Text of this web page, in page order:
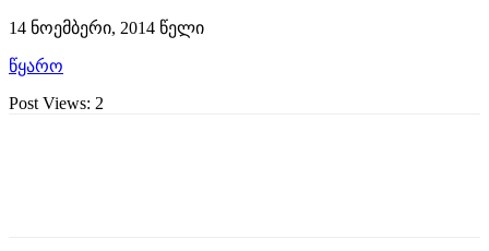
14 ნოემბერი, 2014 წელი
წყარო
Post Views: 2